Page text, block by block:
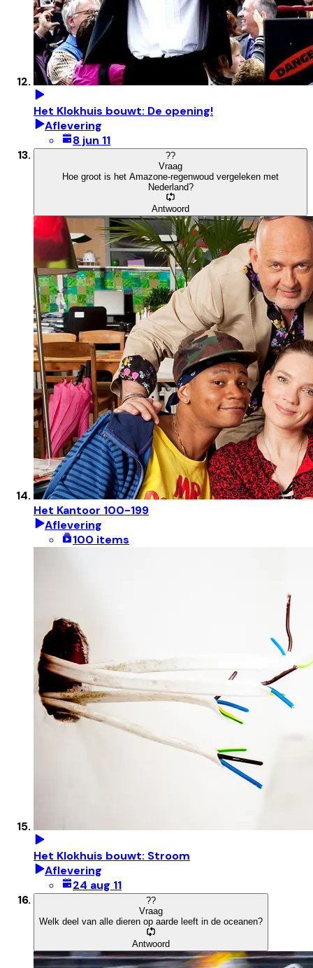
Het Klokhuis bouwt: De opening!
Aflevering
8 jun 11
??
Vraag
Hoe groot is het Amazone-regenwoud vergeleken met
Nederland?
Antwoord
Het Kantoor 100-199
Aflevering
100 items
Het Klokhuis bouwt: Stroom
Aflevering
24 aug 11
??
Vraag
Welk deel van alle dieren op aarde leeft in de oceanen?
Antwoord